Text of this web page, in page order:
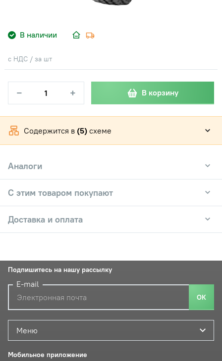
В наличии
с НДС / за шт
− + В корзину
Содержится в (5) схеме
Аналоги
С этим товаром покупают
Доставка и оплата
Меню
Мобильное приложение
Подпишитесь на нашу рассылку
E-mail
ОК